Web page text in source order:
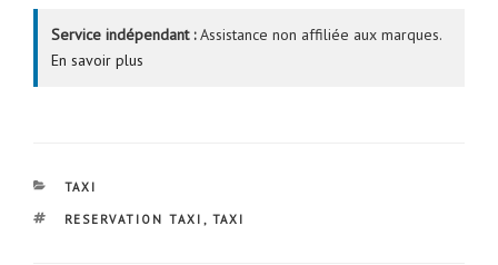
Service indépendant :Assistance non affiliée aux marques.
En savoir plus
CATÉGORIES
TAXI
ÉTIQUETTES
RESERVATION TAXI , TAXI